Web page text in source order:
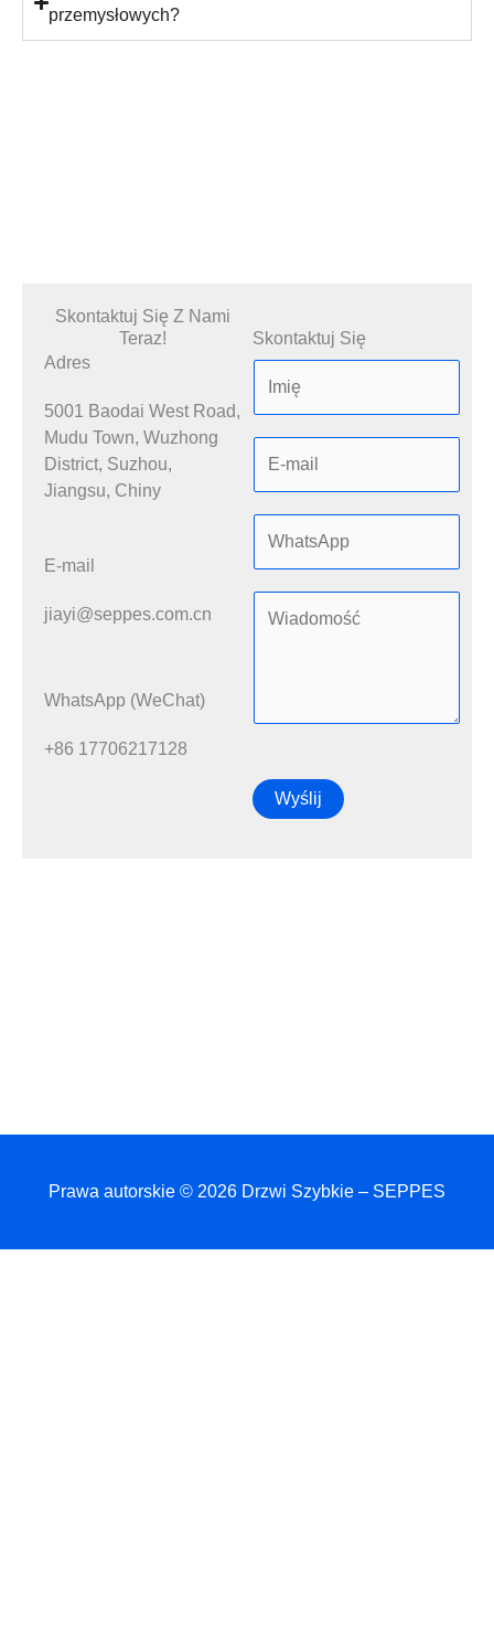
przemysłowych?
Skontaktuj Się Z Nami
Teraz!
Adres
5001 Baodai West Road,
Mudu Town, Wuzhong
District, Suzhou,
Jiangsu, Chiny
E-mail
jiayi@seppes.com.cn
WhatsApp (WeChat)
+86 17706217128
Skontaktuj Się
Wyślij
Prawa autorskie © 2026 Drzwi Szybkie – SEPPES